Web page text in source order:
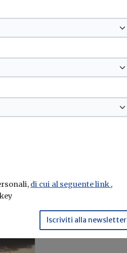
di cui al seguente link ,
Iscriviti alla newsletter